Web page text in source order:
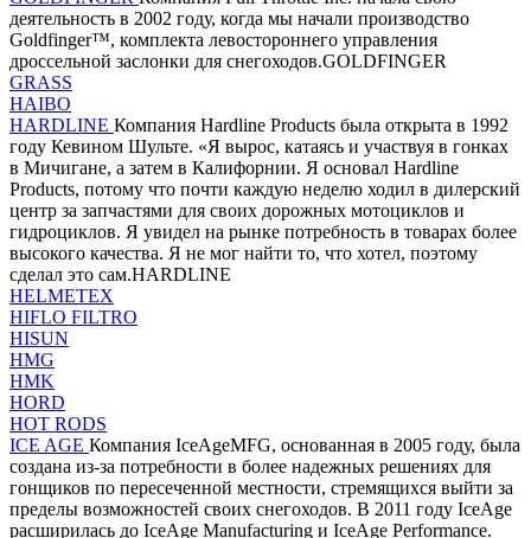
деятельность в 2002 году, когда мы начали производство
Goldfinger™, комплекта левостороннего управления
дроссельной заслонки для снегоходов.GOLDFINGER
GRASS
HAIBO
HARDLINE Компания Hardline Products была открыта в 1992
году Кевином Шульте. «Я вырос, катаясь и участвуя в гонках
в Мичигане, а затем в Калифорнии. Я основал Hardline
Products, потому что почти каждую неделю ходил в дилерский
центр за запчастями для своих дорожных мотоциклов и
гидроциклов. Я увидел на рынке потребность в товарах более
высокого качества. Я не мог найти то, что хотел, поэтому
сделал это сам.HARDLINE
HELMETEX
HIFLO FILTRO
HISUN
HMG
HMK
HORD
HOT RODS
ICE AGE Компания IceAgeMFG, основанная в 2005 году, была
создана из-за потребности в более надежных решениях для
гонщиков по пересеченной местности, стремящихся выйти за
пределы возможностей своих снегоходов. В 2011 году IceAge
расширилась до IceAge Manufacturing и IceAge Performance.